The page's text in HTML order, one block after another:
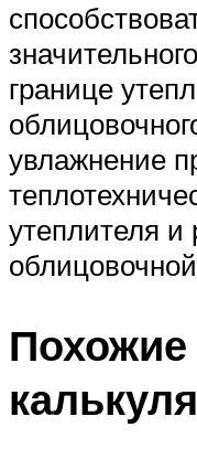
границе
увлажнение
утеплителя
Похожие